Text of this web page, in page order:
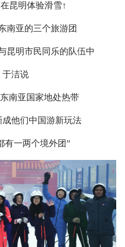
昆明体验滑雪↑
南亚的三个旅游团
昆明市民同乐的队伍中
于洁说
南亚国家地处热带
成他们中国游新玩法
有一两个境外团”